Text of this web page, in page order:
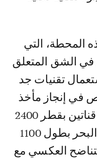
المحطة، التي
درهم في الشق المتعلق
تقنيات جد
في إنجاز مأخذ
ماء البحر الذي يتكون من قناتين بقطر 2400
ملم تم وضعهما تحت قاع البحر بطول 1100
العكسي مع